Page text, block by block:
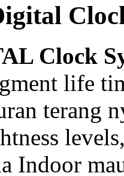
Clock
life
terang
Indoor